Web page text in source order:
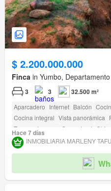
$ 2.200.000.000
Finca in Yumbo,
3 3 32.500 m²
Aparcadero Internet Balcón
Cocina integral Vista panorámica
Tanque de agua
Gas natural
Depósito Terraza Gimnasio Jardín
Acceso para personas con
Hace 7 días
INMOBILIARIA MARLENY